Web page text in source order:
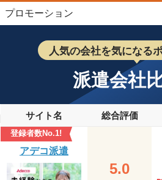
プロモーション
人気の会社を気になる
派遣会社
サイト名 総合評価
登録者数No.1!
アデコ派遣
5.0